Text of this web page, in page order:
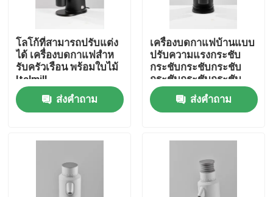
แสดง VR
โลโก้ที่สามารถปรับแต่ง
ได้ เครื่องบดกาแฟสําห
รับครัวเรือน พร้อมใบไม้
Italmill
ส่งคำถาม
เครื่องบดกาแฟบ้านแบบ
ปรับความแรงกระชับ
กระชับกระชับกระชับ
กระชับกระชับกระชับ
กระชับกระชับกระชับ
กระชับกระชับกระชับ
กระชับกระชับกระชับ
กระชับกระชับกระชับ
กระชับกระชับกระชับ
ส่งคำถาม